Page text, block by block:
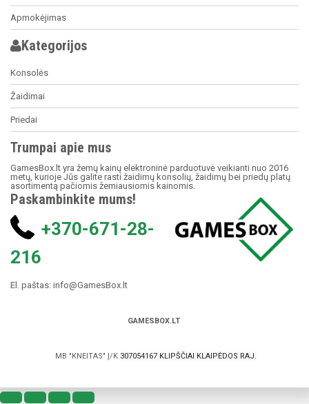
Apmokėjimas
Kategorijos
Konsolės
Žaidimai
Priedai
Trumpai apie mus
GamesBox.lt yra žemų kainų elektroninė parduotuvė veikianti nuo 2016
metų, kurioje Jūs galite rasti žaidimų konsolių, žaidimų bei priedų platų
asortimentą pačiomis žemiausiomis kainomis.
Paskambinkite mums!
+370-671-28-
216
El. paštas: info@GamesBox.lt
GAMESBOX.LT
MB "KNEITAS" Į/K 307054167 KLIPŠČIAI KLAIPĖDOS RAJ.